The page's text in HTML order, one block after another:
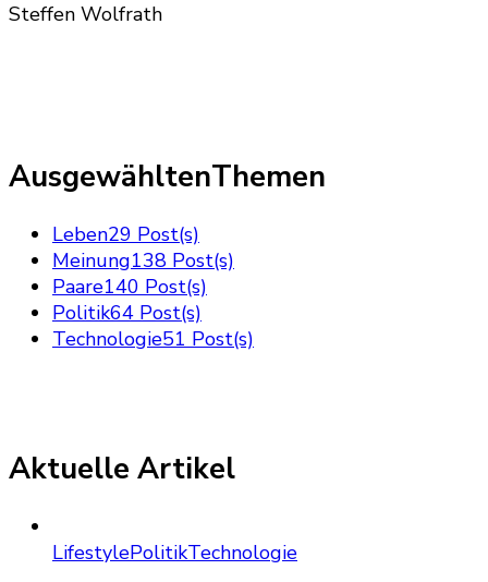
Steffen Wolfrath
AusgewähltenThemen
Leben29 Post(s)
Meinung138 Post(s)
Paare140 Post(s)
Politik64 Post(s)
Technologie51 Post(s)
Aktuelle Artikel
LifestylePolitikTechnologie